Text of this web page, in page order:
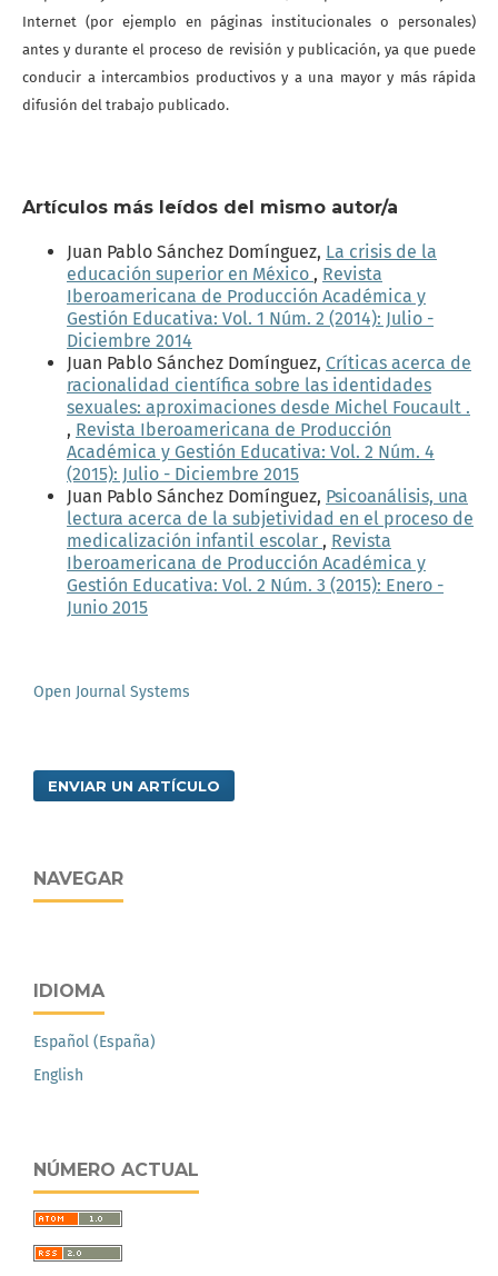
Internet (por ejemplo en páginas institucionales o personales)
antes y durante el proceso de revisión y publicación, ya que puede
conducir a intercambios productivos y a una mayor y más rápida
difusión del trabajo publicado.
Artículos más leídos del mismo autor/a
Juan Pablo Sánchez Domínguez, La crisis de la
educación superior en México , Revista
Iberoamericana de Producción Académica y
Gestión Educativa: Vol. 1 Núm. 2 (2014): Julio -
Diciembre 2014
Juan Pablo Sánchez Domínguez, Críticas acerca de
racionalidad científica sobre las identidades
sexuales: aproximaciones desde Michel Foucault .
, Revista Iberoamericana de Producción
Académica y Gestión Educativa: Vol. 2 Núm. 4
(2015): Julio - Diciembre 2015
Juan Pablo Sánchez Domínguez, Psicoanálisis, una
lectura acerca de la subjetividad en el proceso de
medicalización infantil escolar , Revista
Iberoamericana de Producción Académica y
Gestión Educativa: Vol. 2 Núm. 3 (2015): Enero -
Junio 2015
Open Journal Systems
ENVIAR UN ARTÍCULO
NAVEGAR
IDIOMA
Español (España)
English
NÚMERO ACTUAL